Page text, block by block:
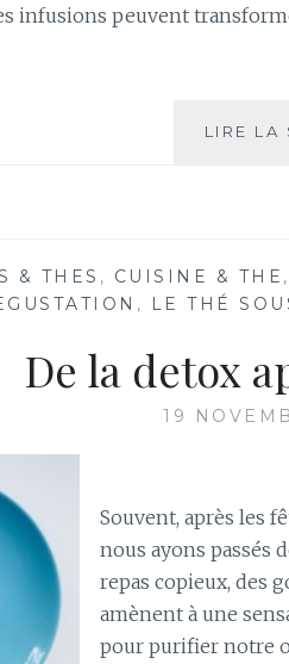
infusions peuvent
LIRE LA
& THES , CUISINE & THE ,
, LE THÉ
De la detox
19
Souvent, après les
nous ayons passés
repas copieux, des
amènent à une
pour purifier notre